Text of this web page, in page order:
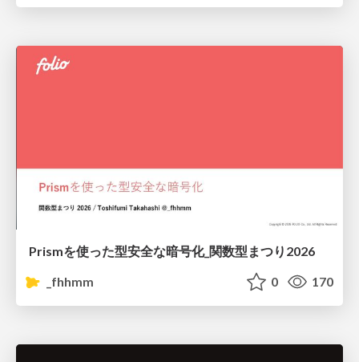
Prismを使った型安全な暗号化_関数型まつり2026
_fhhmm
0 170